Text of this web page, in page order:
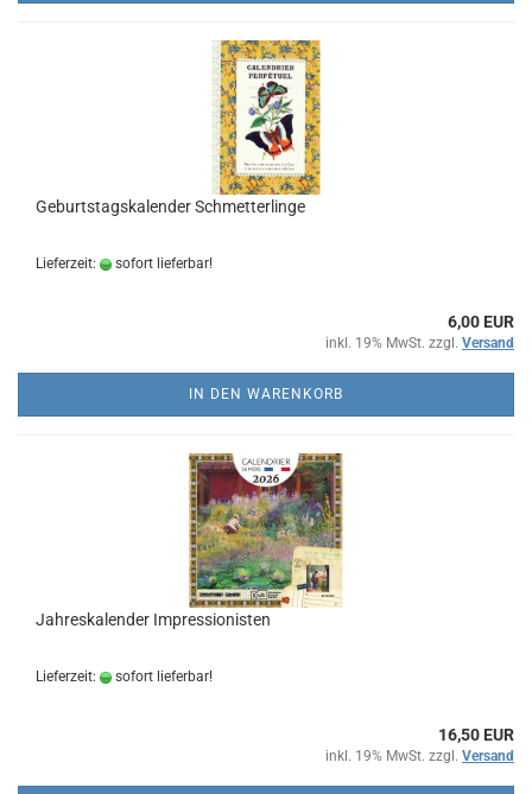
Geburtstagskalender Schmetterlinge
Lieferzeit: sofort lieferbar!
6,00 EUR
inkl. 19% MwSt. zzgl. Versand
IN DEN WARENKORB
Jahreskalender Impressionisten
Lieferzeit: sofort lieferbar!
16,50 EUR
inkl. 19% MwSt. zzgl. Versand